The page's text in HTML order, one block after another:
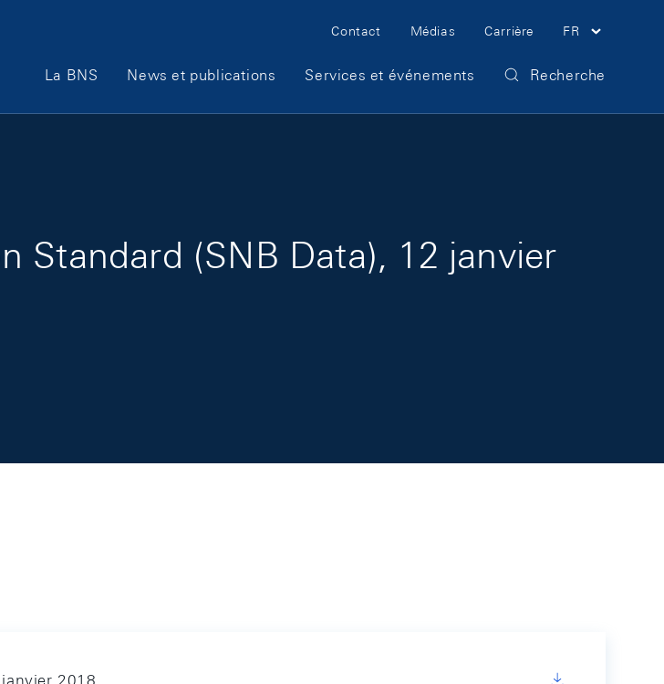
Meta Navigation
Contact Médias Carrière FR
Main Navigation
La BNS News et publications Services et événements Recherche
Standard (SNB Data), 12 janvier
2018